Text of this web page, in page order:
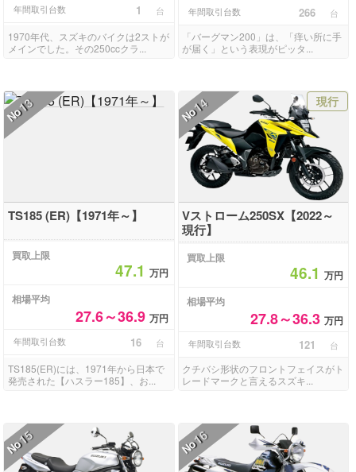
年間取引台数 1 台
1970年代、スズキのバイクは2ストが
メインでした。その250ccクラ...
年間取引台数 266 台
「バーグマン200」は、「痒い所に手
が届く」という表現がピッタ...
No
13
TS185 (ER)【1971年～】
買取上限
47.1万円
相場平均
27.6～36.9万円
年間取引台数 16 台
TS185(ER)には、1971年から日本で
発売された【ハスラー185】、お...
No
14 現行
Vストローム250SX【2022～
現行】
買取上限
46.1 万円
相場平均
27.8～36.3 万円
年間取引台数 121 台
クチバシ形状のフロントフェイスがト
レードマークと言えるスズキ...
No
15 No
16